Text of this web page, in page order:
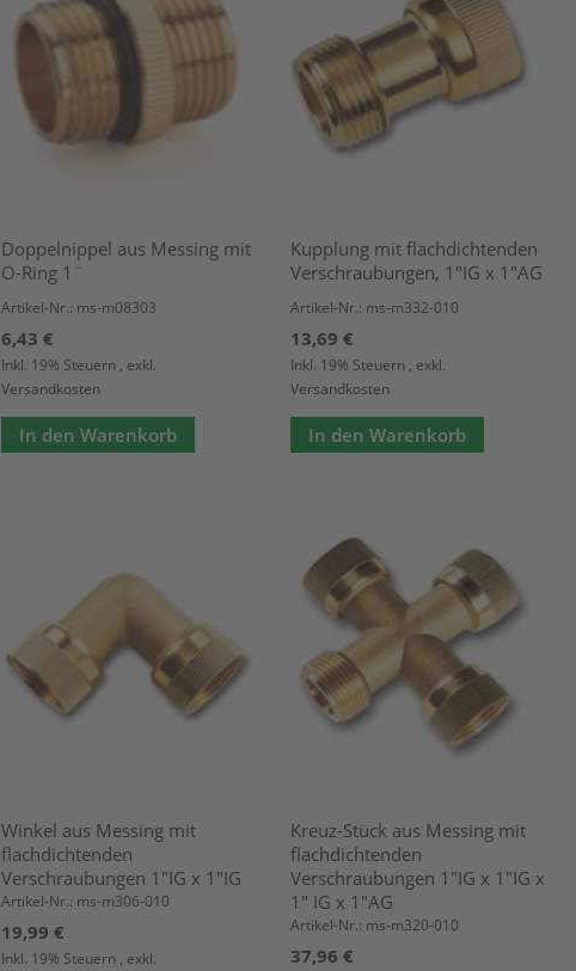
Doppelnippel aus Messing mit
O-Ring 1¨
Artikel-Nr.: ms-m08303
6,43 €
Inkl. 19% Steuern , exkl.
Versandkosten
In den Warenkorb
Kupplung mit flachdichtenden
Verschraubungen, 1"IG x 1"AG
Artikel-Nr.: ms-m332-010
13,69 €
Inkl. 19% Steuern , exkl.
Versandkosten
In den Warenkorb
Winkel aus Messing mit
flachdichtenden
Verschraubungen 1"IG x 1"IG
Artikel-Nr.: ms-m306-010
19,99 €
Inkl. 19% Steuern , exkl.
Kreuz-Stück aus Messing mit
flachdichtenden
Verschraubungen 1"IG x 1"IG x
1" IG x 1"AG
Artikel-Nr.: ms-m320-010
37,96 €